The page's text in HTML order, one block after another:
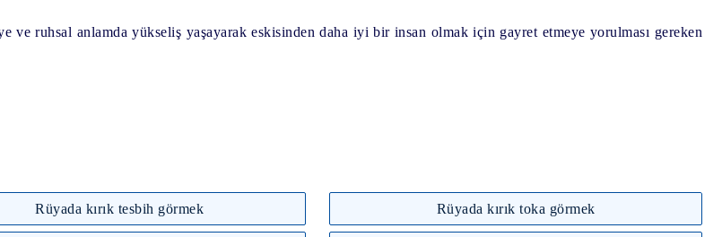
ve ruhsal anlamda yükseliş yaşayarak eskisinden daha iyi bir insan olmak için gayret etmeye yorulması gereken
Rüyada kırık tesbih görmek Rüyada kırık toka görmek